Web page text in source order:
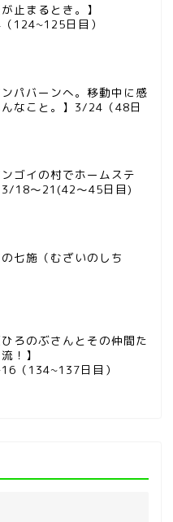
が止まるとき。】
124~125日目）
ンパバーンへ。移動中に感
んなこと。】3/24（48日
ンゴイの村でホームステ
3/18～21(42～45日目)
の七施（むざいのしち
ひろのぶさんとその仲間た
！】
（134~137日目）